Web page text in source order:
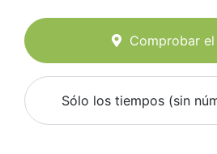
Comprobar
Sólo los tiempos (sin